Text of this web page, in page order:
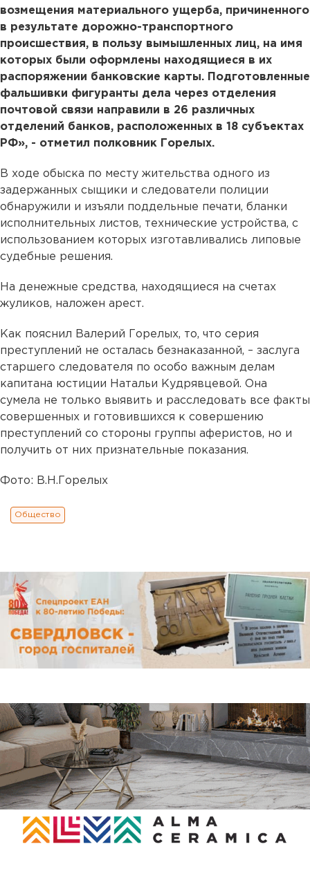
возмещения материального ущерба, причиненного
в результате дорожно-транспортного
происшествия, в пользу вымышленных лиц, на имя
которых были оформлены находящиеся в их
распоряжении банковские карты. Подготовленные
фальшивки фигуранты дела через отделения
почтовой связи направили в 26 различных
отделений банков, расположенных в 18 субъектах
РФ», - отметил полковник Горелых.
В ходе обыска по месту жительства одного из
задержанных сыщики и следователи полиции
обнаружили и изъяли поддельные печати, бланки
исполнительных листов, технические устройства, с
использованием которых изготавливались липовые
судебные решения.
На денежные средства, находящиеся на счетах
жуликов, наложен арест.
Как пояснил Валерий Горелых, то, что серия
преступлений не осталась безнаказанной, – заслуга
старшего следователя по особо важным делам
капитана юстиции Натальи Кудрявцевой. Она
сумела не только выявить и расследовать все факты
совершенных и готовившихся к совершению
преступлений со стороны группы аферистов, но и
получить от них признательные показания.
Фото: В.Н.Горелых
Общество